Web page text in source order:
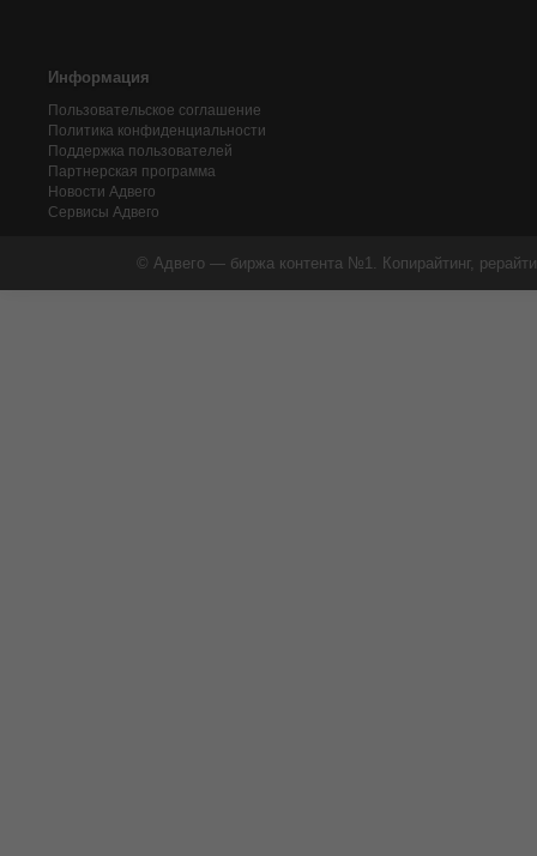
Информация
Пользовательское соглашение
Политика конфиденциальности
Поддержка пользователей
Партнерская программа
Новости Адвего
Сервисы Адвего
© Адвего — биржа контента №1. Копирайтинг,